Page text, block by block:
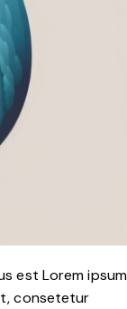
est Lorem ipsum
consetetur